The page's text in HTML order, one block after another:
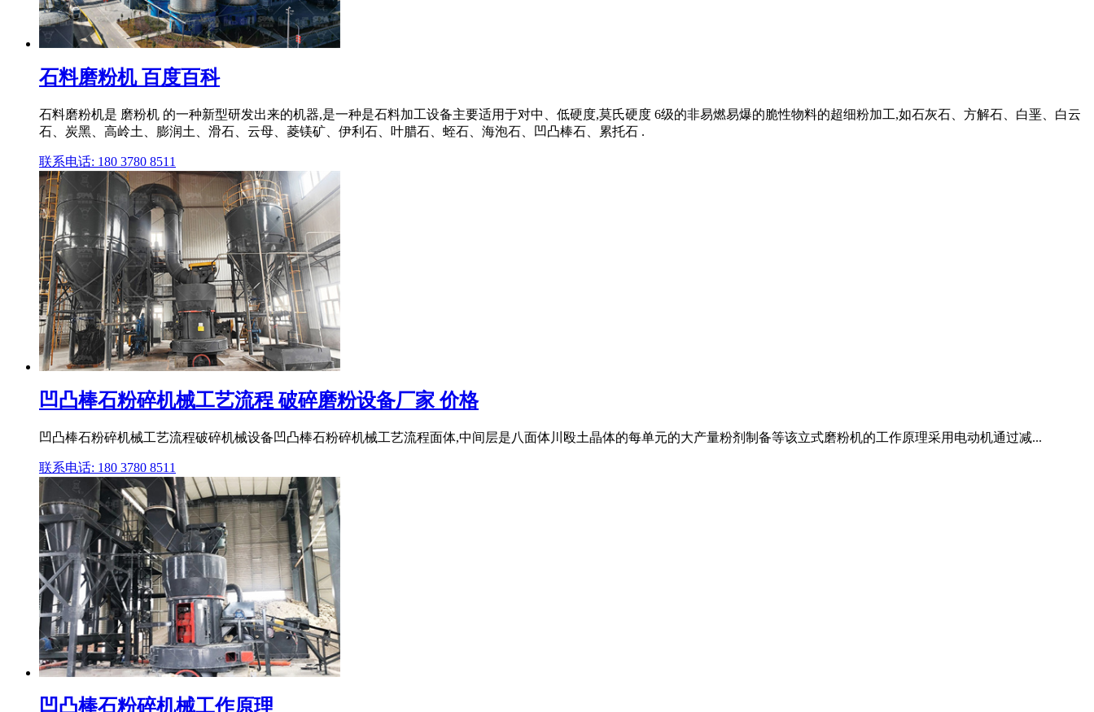
石料磨粉机 百度百科
石料磨粉机是 磨粉机 的一种新型研发出来的机器,是一种是石料加工设备主要适用于对中、低硬度,莫氏硬度 6级的非易燃易爆的脆性物料的超细粉加工,如石灰石、方解石、白垩、白云
石、炭黑、高岭土、膨润土、滑石、云母、菱镁矿、伊利石、叶腊石、蛭石、海泡石、凹凸棒石、累托石 .
联系电话: 180 3780 8511
凹凸棒石粉碎机械工艺流程 破碎磨粉设备厂家 价格
凹凸棒石粉碎机械工艺流程破碎机械设备凹凸棒石粉碎机械工艺流程面体,中间层是八面体川殴土晶体的每单元的大产量粉剂制备等该立式磨粉机的工作原理采用电动机通过减...
联系电话: 180 3780 8511
凹凸棒石粉碎机械工作原理